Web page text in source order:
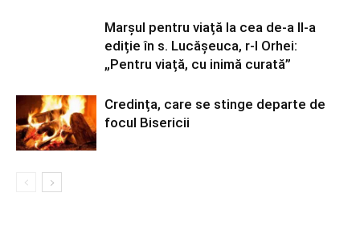
Marșul pentru viață la cea de-a II-a
ediție în s. Lucășeuca, r-l Orhei:
„Pentru viață, cu inimă curată”
Credința, care se stinge departe de
focul Bisericii